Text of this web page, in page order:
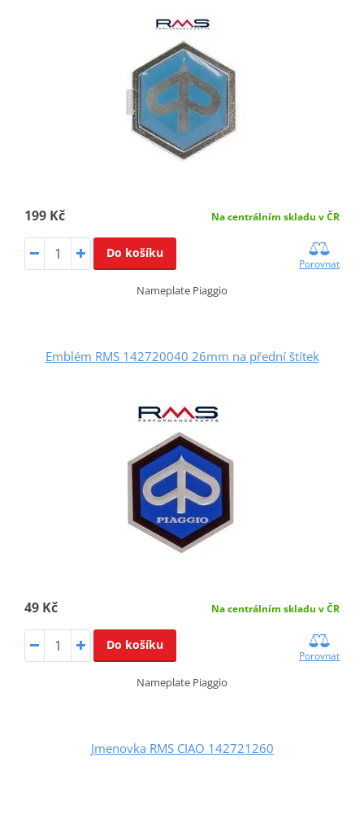
199 Kč Na centrálním skladu v ČR
Do košíku
Porovnat
Nameplate Piaggio
Emblém RMS 142720040 26mm na přední štítek
49 Kč Na centrálním skladu v ČR
Do košíku
Porovnat
Nameplate Piaggio
Jmenovka RMS CIAO 142721260